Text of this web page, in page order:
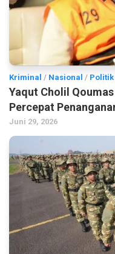
Kriminal / Nasional / Politik
Yaqut Cholil
Percepat
Juni 29, 2026